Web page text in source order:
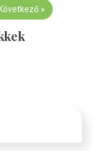
Következő »